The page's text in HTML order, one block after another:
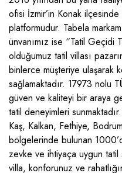
Demre
Döşemealtı
Fethiye
Gökben
Hisarönü
Karaçulha
Karagedik
Kargı
Kayaköy
Merkez
İzmir
Kalkan
İslamlar
Kalamar
Kınık
Kışla
Kızıltaş
Kördere
Kumluova
Kaş
Sısla
Uğrar
Köyceğiz
Deniz Manzaralı
Eğlenceli Villalar
Ekonomik Villalar
Erken Rezervasyon
Evcil Hayvan Dostu
Geniş Aile Villaları
Geniş Havuzlu
İletişim
ofisi İzmir’in Konak
platformudur. Tabela
ünvanımız ise “Tatil Geçidi
olduğumuz tatil villası
binlerce müşteriye ulaşarak
sağlamaktadır. 17973 nolu
güven ve kaliteyi bir araya
tatil deneyimleri sunmaktadır.
Kaş, Kalkan, Fethiye,
bölgelerinde bulunan
zevke ve ihtiyaça uygun
villa, konforunuz ve
Spanish